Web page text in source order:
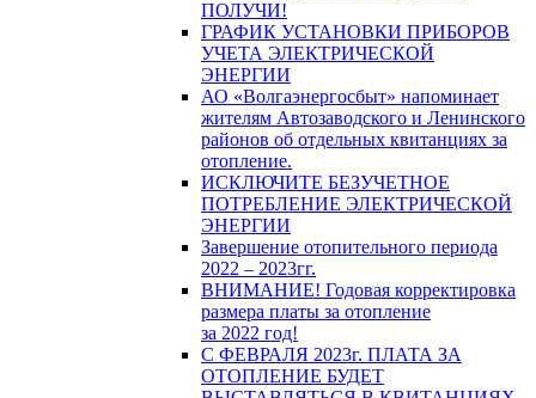
ПОЛУЧИ!
ГРАФИК УСТАНОВКИ ПРИБОРОВ
УЧЕТА ЭЛЕКТРИЧЕСКОЙ
ЭНЕРГИИ
АО «Волгаэнергосбыт» напоминает
жителям Автозаводского и Ленинского
районов об отдельных квитанциях за
отопление.
ИСКЛЮЧИТЕ БЕЗУЧЕТНОЕ
ПОТРЕБЛЕНИЕ ЭЛЕКТРИЧЕСКОЙ
ЭНЕРГИИ
Завершение отопительного периода
2022 – 2023гг.
ВНИМАНИЕ! Годовая корректировка
размера платы за отопление
за 2022 год!
С ФЕВРАЛЯ 2023г. ПЛАТА ЗА
ОТОПЛЕНИЕ БУДЕТ